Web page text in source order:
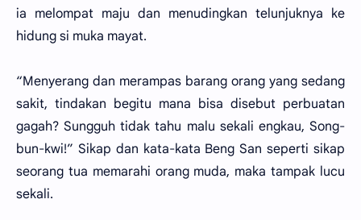
ia melompat maju dan menudingkan telunjuknya ke
hidung si muka mayat.
“Menyerang dan merampas barang orang yang sedang
sakit, tindakan begitu mana bisa disebut perbuatan
gagah? Sungguh tidak tahu malu sekali engkau, Song-
bun-kwi!” Sikap dan kata-kata Beng San seperti sikap
seorang tua memarahi orang muda, maka tampak lucu
sekali.